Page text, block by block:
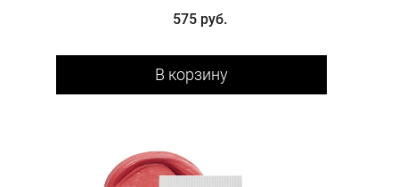
575 руб.
В корзину